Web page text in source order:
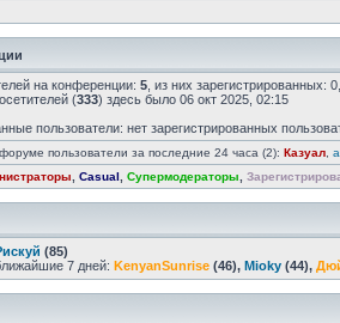
на конференции: 5 , из них зарегистрированных:
(333) здесь было 06 окт 2025, 02:15
пользователи: нет зарегистрированных
пользователи за последние 24 часа (2): Казуал
Casual Супермодераторы
(85)
7 дней: KenyanSunrise (46), Mioky (44),